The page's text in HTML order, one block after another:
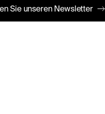
Sie unseren Newsletter